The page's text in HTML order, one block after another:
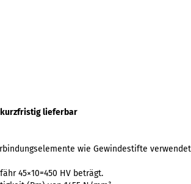
kurzfristig lieferbar
wie Gewindestifte
45×10=450 HV beträgt.